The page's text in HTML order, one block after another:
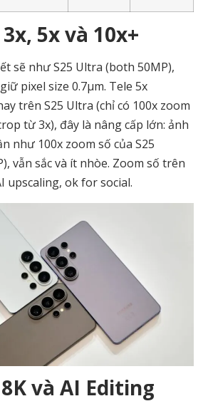
5x và 10x+
sẽ như S25 Ultra (both 50MP),
pixel size 0.7µm. Tele 5x
trên S25 Ultra (chỉ có 100x zoom
từ 3x), đây là nâng cấp lớn: ảnh
như 100x zoom số của S25
vẫn sắc và ít nhòe. Zoom số trên
upscaling, ok for social.
và AI Editing